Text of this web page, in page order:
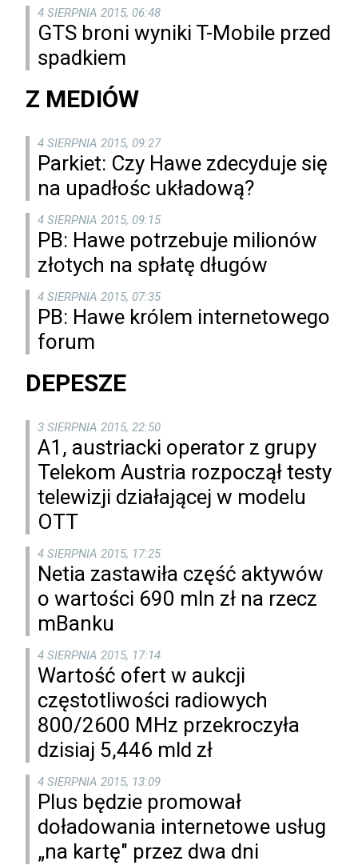
4 SIERPNIA 2015, 06:48
GTS broni wyniki T-Mobile przed
spadkiem
Z MEDIÓW
4 SIERPNIA 2015, 09:27
Parkiet: Czy Hawe zdecyduje się
na upadłośc układową?
4 SIERPNIA 2015, 09:15
PB: Hawe potrzebuje milionów
złotych na spłatę długów
4 SIERPNIA 2015, 07:35
PB: Hawe królem internetowego
forum
DEPESZE
3 SIERPNIA 2015, 22:50
A1, austriacki operator z grupy
Telekom Austria rozpoczął testy
telewizji działającej w modelu
OTT
4 SIERPNIA 2015, 17:25
Netia zastawiła część aktywów
o wartości 690 mln zł na rzecz
mBanku
4 SIERPNIA 2015, 17:14
Wartość ofert w aukcji
częstotliwości radiowych
800/2600 MHz przekroczyła
dzisiaj 5,446 mld zł
4 SIERPNIA 2015, 13:09
Plus będzie promował
doładowania internetowe usług
„na kartę" przez dwa dni